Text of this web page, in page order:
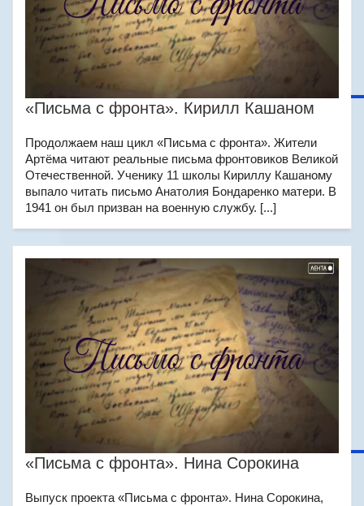
«Письма с фронта». Кирилл Кашаном
Продолжаем наш цикл «Письма с фронта». Жители
Артёма читают реальные письма фронтовиков Великой
Отечественной. Ученику 11 школы Кириллу Кашаному
выпало читать письмо Анатолия Бондаренко матери. В
1941 он был призван на военную службу. [...]
«Письма с фронта». Нина Сорокина
Выпуск проекта «Письма с фронта». Нина Сорокина,